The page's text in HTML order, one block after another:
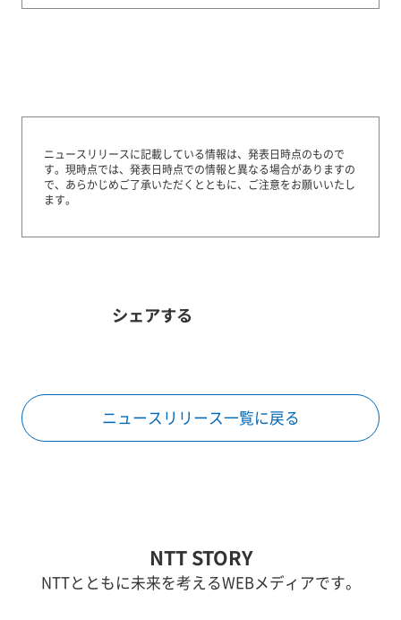
ニュースリリースに記載している情報は、発表日時点のもので
す。 現時点では、発表日時点での情報と異なる場合がありますの
で、あらかじめご了承いただくとともに、ご注意をお願いいたし
ます。
シェアする
ニュースリリース一覧に戻る
NTT STORY
NTTとともに未来を考えるWEBメディアです。